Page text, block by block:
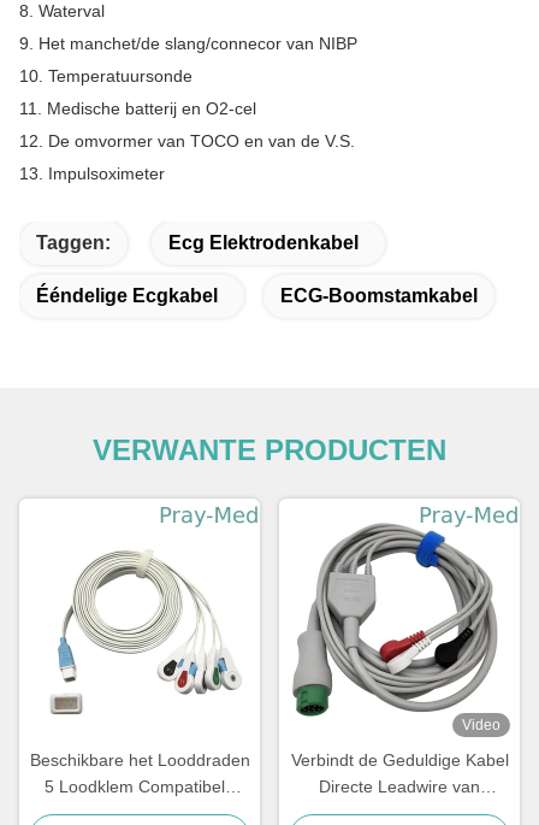
8. Waterval
9. Het manchet/de slang/connecor van NIBP
10. Temperatuursonde
11. Medische batterij en O2-cel
12. De omvormer van TOCO en van de V.S.
13. Impulsoximeter
Taggen: Ecg Elektrodenkabel
Ééndelige Ecgkabel ECG-Boomstamkabel
VERWANTE PRODUCTEN
Beschikbare het Looddraden
5 Loodklem Compatibele
Covidien van Radiolucent
Video
Verbindt de Geduldige Kabel
Directe Leadwire van
EA6232B ECG aan